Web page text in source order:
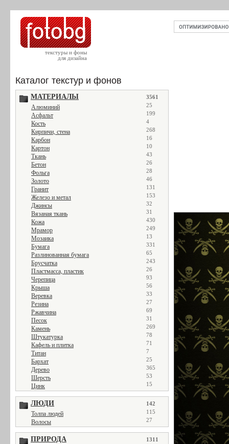
текстуры и фоны
для дизайна
Каталог текстур и фонов
МАТЕРИАЛЫ 3561
Алюминий 25
Асфальт 199
Кость 4
Кирпичи, стена 268
Карбон 16
Картон 10
Ткань 43
Бетон 26
Фольга 28
Золото 46
Гранит 131
Железо и метал 153
Джинсы 32
Вязаная ткань 31
Кожа 430
Мрамор 249
Мозаика 13
Бумага 331
Разлинованная бумага 65
Брусчатка 243
Пластмасса, пластик 26
Черепица 93
Крыша 56
Веревка 33
Резина 27
Ржавчина 69
Песок 31
Камень 269
Штукатурка 78
Кафель и плитка 71
Титан 7
Бархат 25
Дерево 365
Шерсть 53
Цинк 15
ЛЮДИ 142
Толпа людей 115
Волосы 27
ПРИРОДА 1311